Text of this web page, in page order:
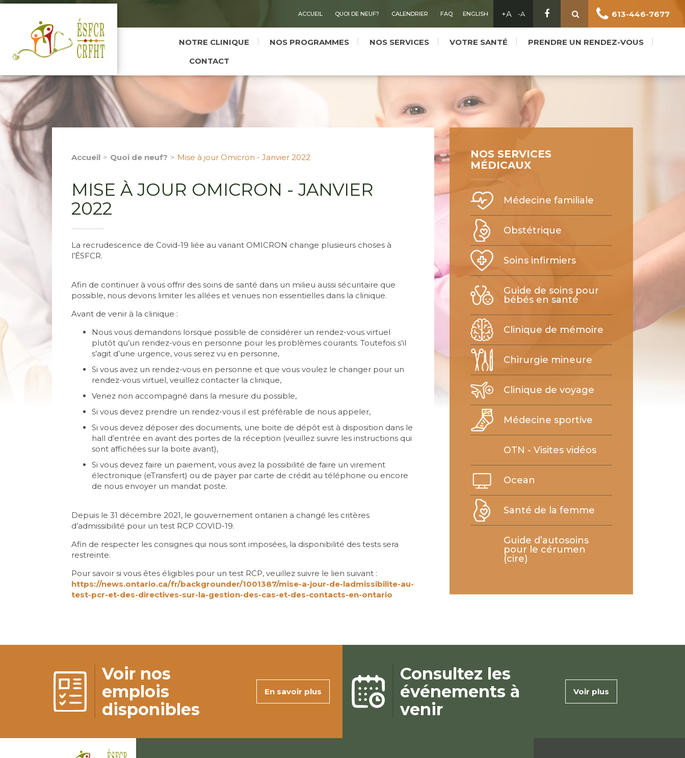
613-446-7677
ACCUEIL QUOI DE NEUF? CALENDRIER FAQ ENGLISH
NOTRE CLINIQUE NOS PROGRAMMES NOS SERVICES VOTRE SANTÉ
PRENDRE UN RENDEZ-VOUS
CONTACT
Accueil Quoi de neuf? Mise à jour Omicron - Janvier 2022
MISE À JOUR OMICRON - JANVIER
2022
La recrudescence de Covid-19 liée au variant OMICRON change plusieurs choses à
l’ÉSFCR.
Afin de continuer à vous offrir des soins de santé dans un milieu aussi sécuritaire que
possible, nous devons limiter les allées et venues non essentielles dans la clinique.
Avant de venir à la clinique :
Nous vous demandons lorsque possible de considérer un rendez-vous virtuel
plutôt qu’un rendez-vous en personne pour les problèmes courants. Toutefois s’il
s’agit d’une urgence, vous serez vu en personne,
Si vous avez un rendez-vous en personne et que vous voulez le changer pour un
rendez-vous virtuel, veuillez contacter la clinique,
Venez non accompagné dans la mesure du possible,
Si vous devez prendre un rendez-vous il est préférable de nous appeler,
Si vous devez déposer des documents, une boite de dépôt est à disposition dans le
hall d’entrée en avant des portes de la réception (veuillez suivre les instructions qui
sont affichées sur la boite avant),
Si vous devez faire un paiement, vous avez la possibilité de faire un virement
électronique (eTransfert) ou de payer par carte de crédit au téléphone ou encore
de nous envoyer un mandat poste.
Depuis le 31 décembre 2021, le gouvernement ontarien a changé les critères
d’admissibilité pour un test RCP COVID-19.
Afin de respecter les consignes qui nous sont imposées, la disponibilité des tests sera
restreinte.
Pour savoir si vous êtes éligibles pour un test RCP, veuillez suivre le lien suivant :
https://news.ontario.ca/fr/backgrounder/1001387/mise-a-jour-de-ladmissibilite-au-
test-pcr-et-des-directives-sur-la-gestion-des-cas-et-des-contacts-en-ontario
NOS SERVICES
MÉDICAUX
Médecine familiale
Obstétrique
Soins infirmiers
Guide de soins pour
bébés en santé
Clinique de mémoire
Chirurgie mineure
Clinique de voyage
Médecine sportive
OTN - Visites vidéos
Ocean
Santé de la femme
Guide d’autosoins
pour le cérumen
(cire)
Voir nos
emplois
disponibles
En savoir plus
Consultez les
événements à
venir
Voir plus